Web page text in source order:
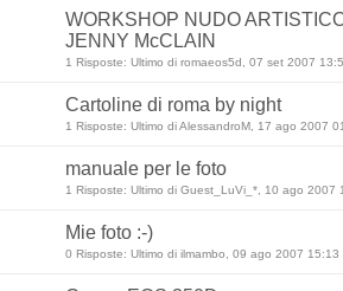
WORKSHOP NUDO
JENNY McCLAIN
1 Risposte: Ultimo di romaeos5d, 07 set 2007
Cartoline di roma by night
1 Risposte: Ultimo di AlessandroM, 17 ago 2007
manuale per le foto
1 Risposte: Ultimo di Guest_LuVi_*, 10 ago 2007
Mie foto :-)
0 Risposte: Ultimo di ilmambo, 09 ago 2007 15:13